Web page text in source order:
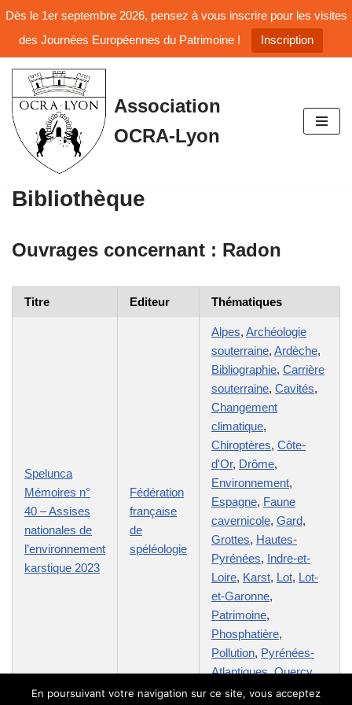
Dès le 1er septembre 2026, pensez à vous inscrire pour les visites
des Journées Européennes du Patrimoine !
Inscription
Aller
au
contenu
Association
OCRA-Lyon
Bibliothèque
Ouvrages concernant : Radon
Titre Editeur Thématiques
Spelunca
Mémoires n°
40 – Assises
nationales de
l’environnement
karstique 2023
Fédération
française
de
spéléologie
Alpes, Archéologie
souterraine, Ardèche,
Bibliographie, Carrière
souterraine, Cavités,
Changement
climatique,
Chiroptères, Côte-
d'Or, Drôme,
Environnement,
Espagne, Faune
cavernicole, Gard,
Grottes, Hautes-
Pyrénées, Indre-et-
Loire, Karst, Lot, Lot-
et-Garonne,
Patrimoine,
Phosphatière,
Pollution, Pyrénées-
Atlantiques,Quercy,
Radon ,Savoie,Seine-
En poursuivant votre navigation sur ce site, vous acceptez